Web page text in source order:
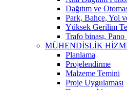
Dağıtım ve
Park, Bahçe, Yol
Yüksek Gerilim
Trafo binası,
MÜHENDİSLİK
Planlama
Projelendirme
Malzeme Temini
Proje Uygulaması